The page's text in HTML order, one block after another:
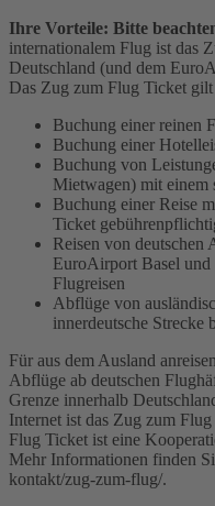
Ihre Vorteile: Bitte
internationalem Flug ist das
Deutschland (und dem
Das Zug zum Flug Ticket
Buchung einer reinen
Buchung einer
Buchung von
Mietwagen) mit einem
Buchung einer Reise
Ticket
Reisen von
EuroAirport Basel und
Flugreisen
Abflüge von
innerdeutsche Strecke
Für aus dem Ausland
Abflüge ab deutschen
Grenze innerhalb
Internet ist das Zug zum
Flug Ticket ist eine
Mehr Informationen finden
kontakt/zug-zum-flug/.